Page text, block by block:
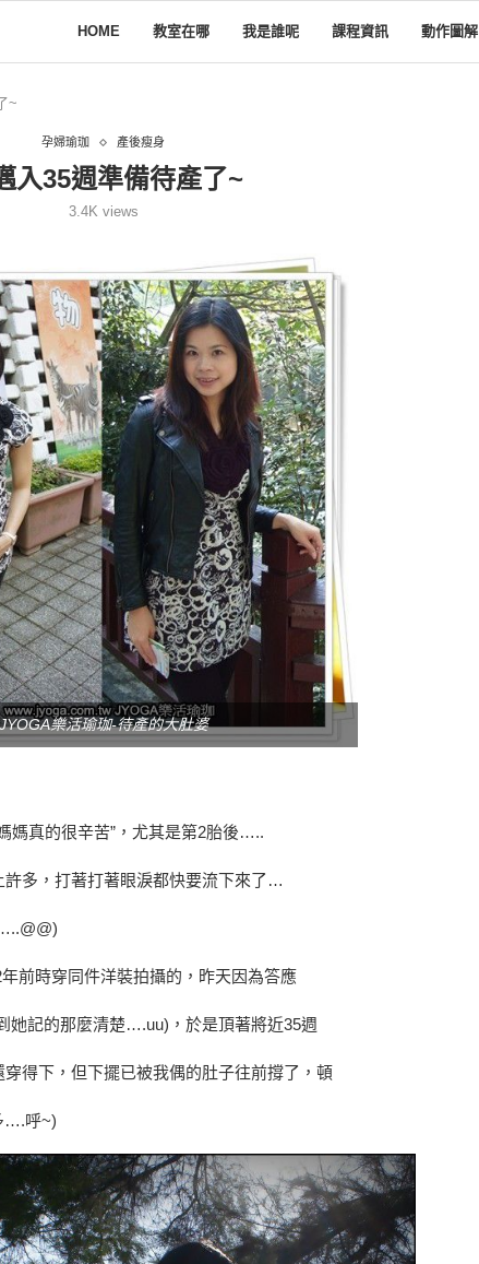
HOME 教室在哪 我是誰呢 課程資訊 動作圖解
~
孕婦瑜珈 產後瘦身
入35週準備待產了~
3.4K views
樂活瑜珈-待產的大肚婆
媽真的很辛苦”，尤其是第2胎後…..
多，打著打著眼淚都快要流下來了…
前時穿同件洋裝拍攝的，昨天因為答應
她記的那麼清楚….uu)，於是頂著將近35週
得下，但下擺已被我偶的肚子往前撐了，頓
….呼~)